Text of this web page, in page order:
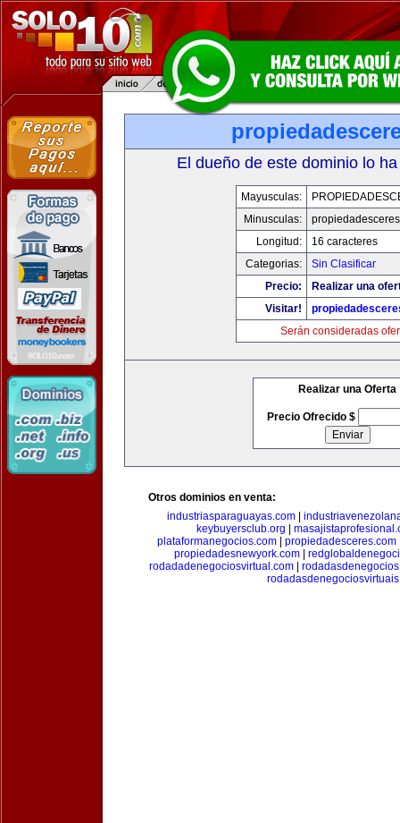
El dueño de este dominio lo
Mayusculas:
Minusculas:
Longitud:
16 caracteres
Categorias:
Sin Clasificar
Precio:
Realizar una
Visitar!
Serán consideradas
Realizar una Oferta
Precio Ofrecido $
Otros dominios en venta:
industriasparaguayas.com
keybuyersclub.org
plataformanegocios.com
propiedadesceres.com
propiedadesnewyork.com|
rodadadenegociosvirtual.com|